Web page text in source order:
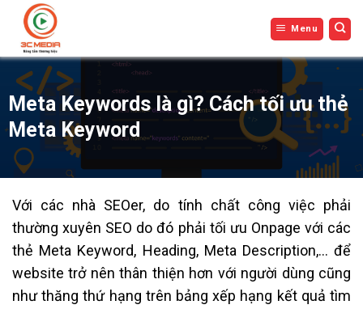
nội
dung
Menu
Meta Keywords là gì? Cách tối ưu thẻ
Meta Keyword
Với các nhà SEOer, do tính chất công việc phải
thường xuyên SEO do đó phải tối ưu Onpage với các
thẻ Meta Keyword, Heading, Meta Description,… để
website trở nên thân thiện hơn với người dùng cũng
như thăng thứ hạng trên bảng xếp hạng kết quả tìm